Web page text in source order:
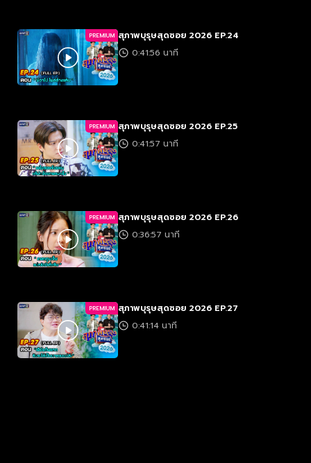
PREMIUM สุภาพบุรุษสุดซอย 2026 EP.24
0:41:56 นาที
PREMIUM สุภาพบุรุษสุดซอย 2026 EP.25
0:41:57 นาที
PREMIUM สุภาพบุรุษสุดซอย 2026 EP.26
0:36:57 นาที
PREMIUM สุภาพบุรุษสุดซอย 2026 EP.27
0:41:14 นาที